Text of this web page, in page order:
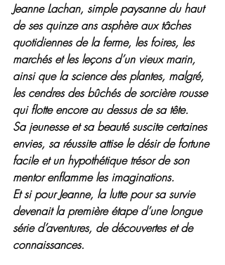
Jeanne Lachan, simple paysanne du haut
de ses quinze ans asphère aux tâches
quotidiennes de la ferme, les foires, les
marchés et les leçons d’un vieux marin,
ainsi que la science des plantes, malgré,
les cendres des bûchés de sorcière rousse
qui flotte encore au dessus de sa tête.
Sa jeunesse et sa beauté suscite certaines
envies, sa réussite attise le désir de fortune
facile et un hypothétique trésor de son
mentor enflamme les imaginations.
Et si pour Jeanne, la lutte pour sa survie
devenait la première étape d’une longue
série d’aventures, de découvertes et de
connaissances.